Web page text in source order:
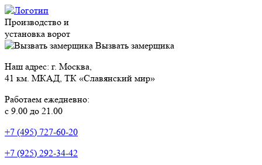
Производство и
установка ворот
Вызвать замерщика
Наш адрес: г. Москва,
41 км. МКАД, ТК «Славянский мир»
Работаем ежедневно:
с 9.00 до 21.00
+7 (495) 727-60-20
+7 (925) 292-34-42